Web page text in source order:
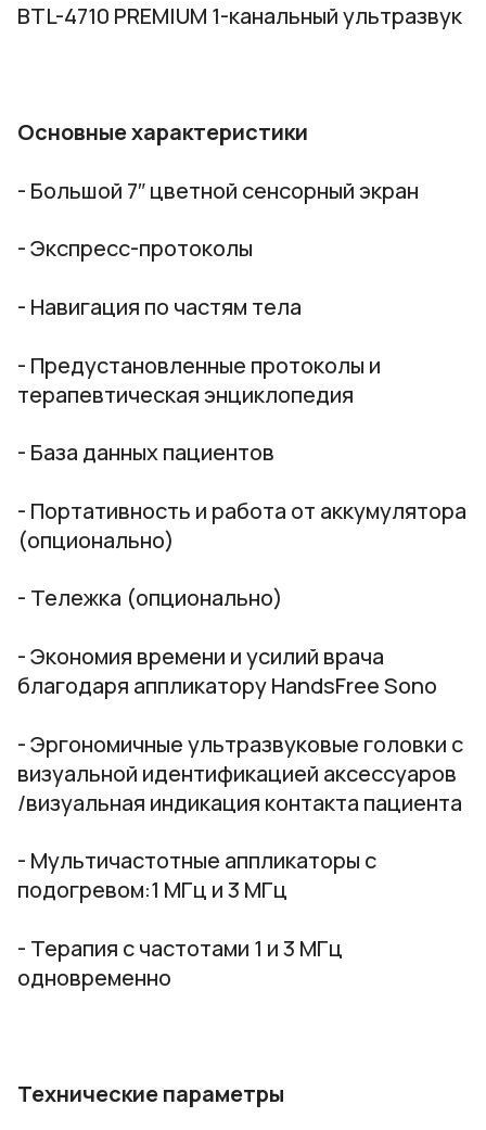
BTL-4710 PREMIUM 1-канальный ультразвук
Основные характеристики
- Большой 7″ цветной сенсорный экран
- Экспресс-протоколы
- Навигация по частям тела
- Предустановленные протоколы и
терапевтическая энциклопедия
- База данных пациентов
- Портативность и работа от аккумулятора
(опционально)
- Тележка (опционально)
- Экономия времени и усилий врача
благодаря аппликатору HandsFree Sono
- Эргономичные ультразвуковые головки с
визуальной идентификацией аксессуаров
/визуальная индикация контакта пациента
- Мультичастотные аппликаторы с
подогревом:1 МГц и 3 МГц
- Терапия с частотами 1 и 3 МГц
одновременно
Технические параметры